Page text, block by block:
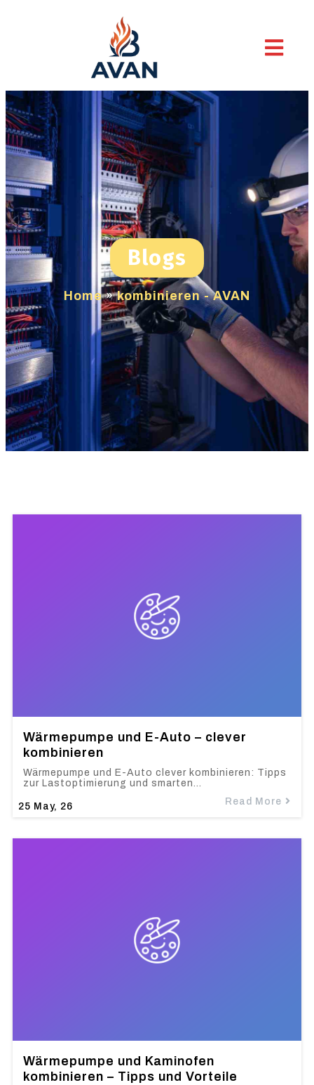
Blogs
Home»kombinieren - AVAN
Wärmepumpe und E-Auto – clever
kombinieren
25 May, 26
Wärmepumpe und E-Auto clever kombinieren: Tipps
zur Lastoptimierung und smarten…
Read More
Wärmepumpe und Kaminofen
kombinieren – Tipps und Vorteile